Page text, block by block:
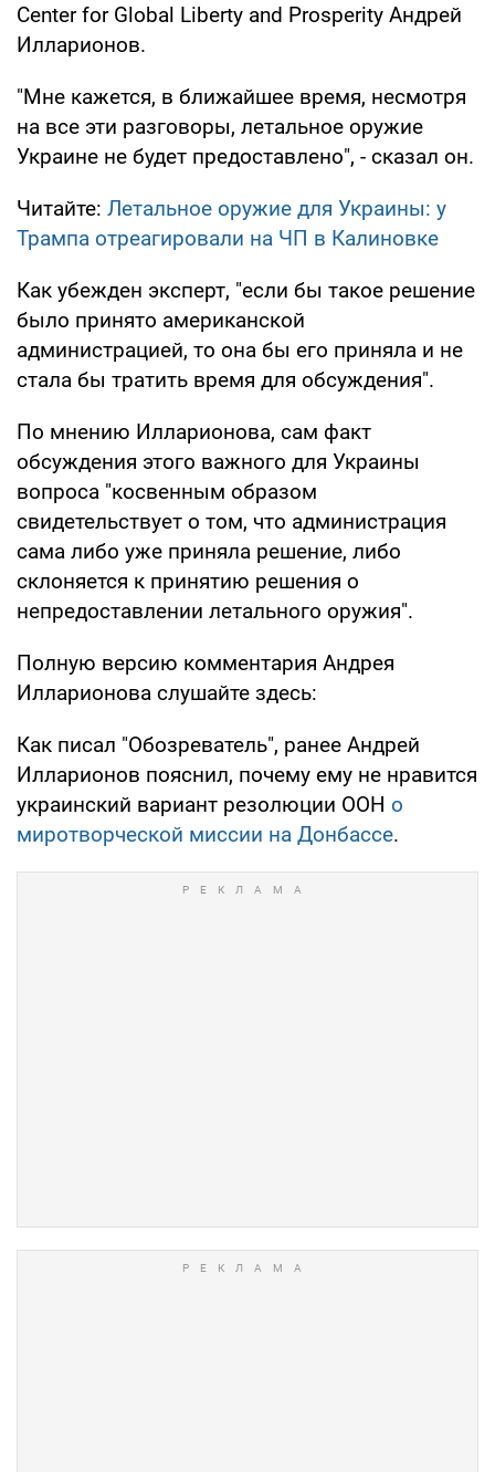
Center for Global Liberty and Prosperity Андрей
Илларионов.
"Мне кажется, в ближайшее время, несмотря
на все эти разговоры, летальное оружие
Украине не будет предоставлено", - сказал он.
Читайте: Летальное оружие для Украины: у
Трампа отреагировали на ЧП в Калиновке
Как убежден эксперт, "если бы такое решение
было принято американской
администрацией, то она бы его приняла и не
стала бы тратить время для обсуждения".
По мнению Илларионова, сам факт
обсуждения этого важного для Украины
вопроса "косвенным образом
свидетельствует о том, что администрация
сама либо уже приняла решение, либо
склоняется к принятию решения о
непредоставлении летального оружия".
Полную версию комментария Андрея
Илларионова слушайте здесь:
Как писал "Обозреватель", ранее Андрей
Илларионов пояснил, почему ему не нравится
украинский вариант резолюции ООН о
миротворческой миссии на Донбассе.